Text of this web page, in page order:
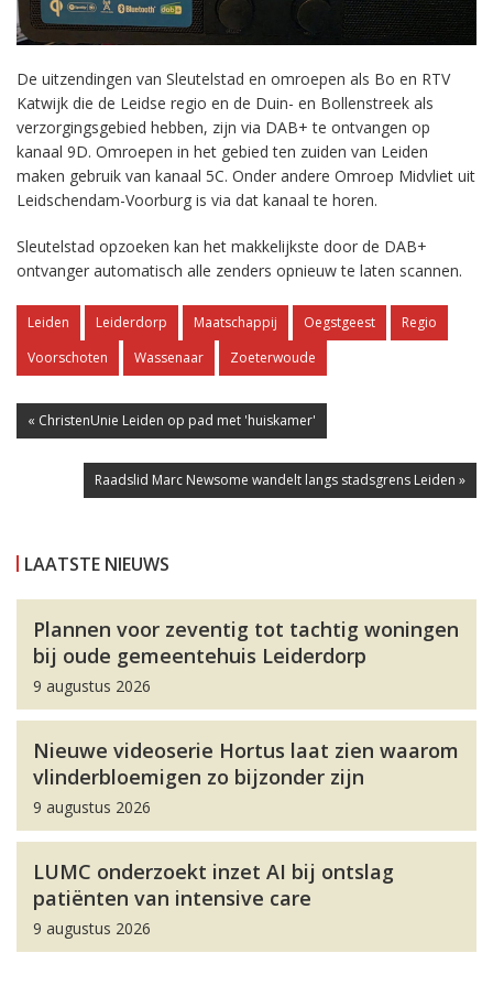
De uitzendingen van Sleutelstad en omroepen als Bo en RTV
Katwijk die de Leidse regio en de Duin- en Bollenstreek als
verzorgingsgebied hebben, zijn via DAB+ te ontvangen op
kanaal 9D. Omroepen in het gebied ten zuiden van Leiden
maken gebruik van kanaal 5C. Onder andere Omroep Midvliet uit
Leidschendam-Voorburg is via dat kanaal te horen.
Sleutelstad opzoeken kan het makkelijkste door de DAB+
ontvanger automatisch alle zenders opnieuw te laten scannen.
Leiden Leiderdorp Maatschappij Oegstgeest
Regio
Voorschoten
Wassenaar Zoeterwoude
« ChristenUnie Leiden op pad met 'huiskamer'
Raadslid Marc Newsome wandelt langs stadsgrens Leiden »
LAATSTE NIEUWS
Plannen voor zeventig tot tachtig woningen
bij oude gemeentehuis Leiderdorp
9 augustus 2026
Nieuwe videoserie Hortus laat zien waarom
vlinderbloemigen zo bijzonder zijn
9 augustus 2026
LUMC onderzoekt inzet AI bij ontslag
patiënten van intensive care
9 augustus 2026